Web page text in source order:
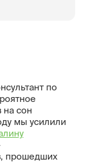
по
на сон
мы усилили
прошедших